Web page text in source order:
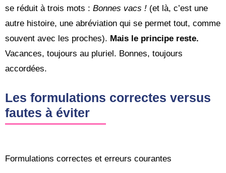
se réduit à trois mots : Bonnes vacs ! (et là, c’est une
autre histoire, une abréviation qui se permet tout, comme
souvent avec les proches). Mais le principe reste.
Vacances, toujours au pluriel. Bonnes, toujours
accordées.
Les formulations correctes versus
fautes à éviter
Formulations correctes et erreurs courantes